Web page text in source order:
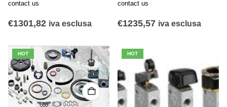
contact us
€1301,82 iva esclusa
contact us
€1235,57 iva esclusa
HOT HOT